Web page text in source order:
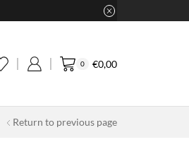
0 €0,00
Return to previous page